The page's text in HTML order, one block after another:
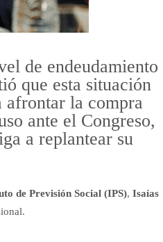
de endeudamiento
que esta situación
afrontar la compra
ante el Congreso,
a replantear su
de Previsión Social (IPS), Isaías